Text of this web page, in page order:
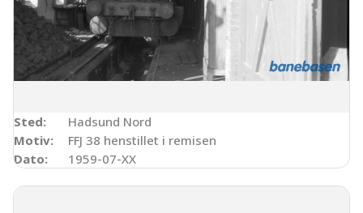
Sted:
Hadsund Nord
Motiv:
FFJ 38 henstillet i remisen
Dato:
1959-07-XX